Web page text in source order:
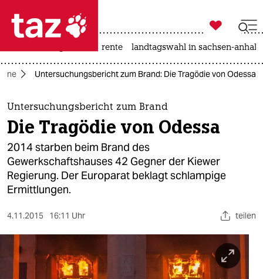
 taz zahl ich
taz zahl ich
themen
politik
öko
gesellschaft
kultur
sport
berlin

taz zahl ich
rente landtagswahl in sachsen-anhalt
Untersuchungsbericht zum Brand: Die Tragödie von Odessa
Untersuchungsbericht zum Brand
Die Tragödie von Odessa
2014 starben beim Brand des
Gewerkschaftshauses 42 Gegner der Kiewer
Regierung. Der Europarat beklagt schlampige
Ermittlungen.
4.11.2015 16:11 Uhr teilen